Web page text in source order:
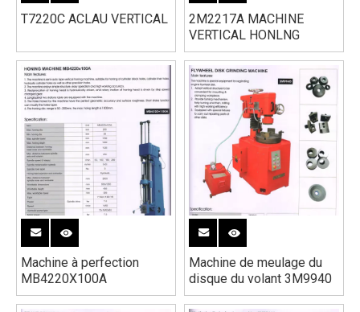
T7220C ACLAU VERTICAL
2M2217A MACHINE
VERTICAL HONLNG
Machine à perfection
MB4220X100A
Machine de meulage du
disque du volant 3M9940